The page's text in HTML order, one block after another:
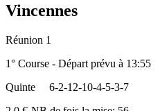
Vincennes
Réunion 1
1° Course - Départ prévu à 13:55
Quinte
6-2-12-10-4-5-3-7